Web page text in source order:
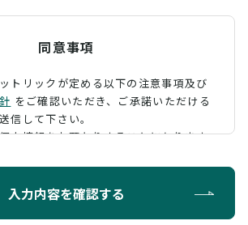
同意事項
トリックが定める以下の注意事項及び
をご確認いただき、 ご承諾いただける
信して下さい。
人情報をお預かりすることになります
に努めております。
入力内容を確認する